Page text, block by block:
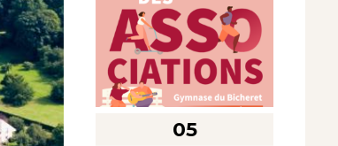
05